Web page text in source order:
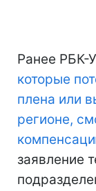
Ранее РБК-
которые
плена или
регионе,
заявление